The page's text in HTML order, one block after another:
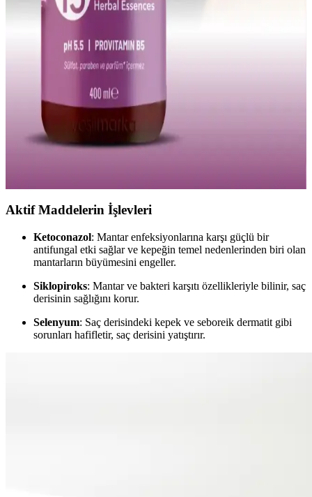
Kepeğe Karşı Etkili Saç Şampuanları: Doğru Seçim
ve Kullanım İpuçları
Kepeğe karşı etkili şampuanların özellikleri, aktif maddeleri ve
doğru kullanım yöntemleriyle saç sağlığınızı koruyun. Düzenli
Yağlı ve Kepekli Saçlar İçin Doğal Şampuan
Seçenekleri ve Bakım İpuçları
Saç derisinin doğal dengesini koruyan doğal şampuanlar, kepek ve
Aktif Maddelerin İşlevleri
Ketoconazol: Mantar enfeksiyonlarına karşı güçlü bir
antifungal etki sağlar ve kepeğin temel nedenlerinden biri olan
mantarların büyümesini engeller.
Siklopiroks: Mantar ve bakteri karşıtı özellikleriyle bilinir, saç
derisinin sağlığını korur.
Selenyum: Saç derisindeki kepek ve seboreik dermatit gibi
sorunları hafifletir, saç derisini yatıştırır.